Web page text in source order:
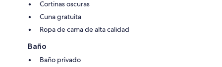
Cortinas oscuras
Cuna gratuita
Ropa de cama de alta calidad
Baño
Baño privado